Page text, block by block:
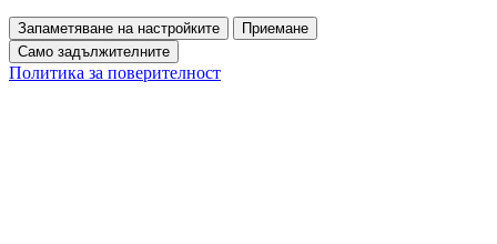
Запаметяване на настройките
Приемане
Само задължителните
Политика за поверителност